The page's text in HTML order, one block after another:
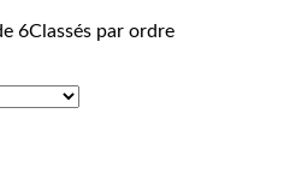
6Classés par ordre